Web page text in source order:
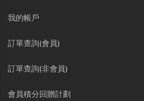
我的帳戶
訂單查詢(會員)
訂單查詢(非會員)
會員積分回贈計劃